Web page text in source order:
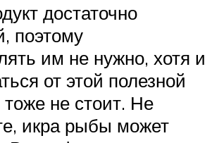
достаточно
поэтому
им не нужно, хотя и
от этой полезной
не стоит. Не
икра рыбы может